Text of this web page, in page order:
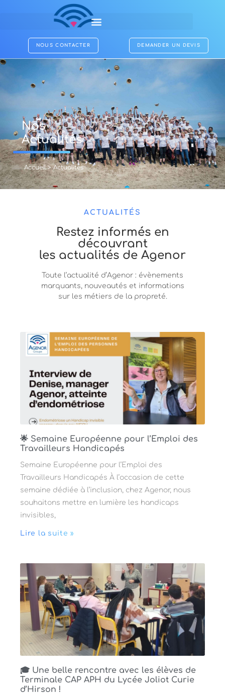
NOUS CONTACTER DEMANDER UN DEVIS
Nos
Actualités
Accueil>Actualités
ACTUALITÉS
Restez informés en
découvrant
les actualités de Agenor
Toute l’actualité d’Agenor : évènements
marquants, nouveautés et informations
sur les métiers de la propreté.
🌟 Semaine Européenne pour l’Emploi des
Travailleurs Handicapés
Semaine Européenne pour l’Emploi des
Travailleurs Handicapés À l’occasion de cette
semaine dédiée à l’inclusion, chez Agenor, nous
souhaitons mettre en lumière les handicaps
invisibles,
Lire la suite »
🎓 Une belle rencontre avec les élèves de
Terminale CAP APH du Lycée Joliot Curie
d’Hirson !